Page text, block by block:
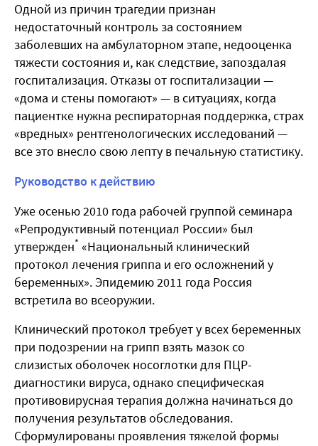
Одной из причин трагедии признан
недостаточный контроль за состоянием
заболевших на амбулаторном этапе, недооценка
тяжести состояния и, как следствие, запоздалая
госпитализация. Отказы от госпитализации —
«дома и стены помогают» — в ситуациях, когда
пациентке нужна респираторная поддержка, страх
«вредных» рентгенологических исследований —
все это внесло свою лепту в печальную статистику.
Руководство к действию
Уже осенью 2010 года рабочей группой семинара
«Репродуктивный потенциал России» был
утвержден* «Национальный клинический
протокол лечения гриппа и его осложнений у
беременных». Эпидемию 2011 года Россия
встретила во всеоружии.
Клинический протокол требует у всех беременных
при подозрении на грипп взять мазок со
слизистых оболочек носоглотки для ПЦР-
диагностики вируса, однако специфическая
противовирусная терапия должна начинаться до
получения результатов обследования.
Сформулированы проявления тяжелой формы